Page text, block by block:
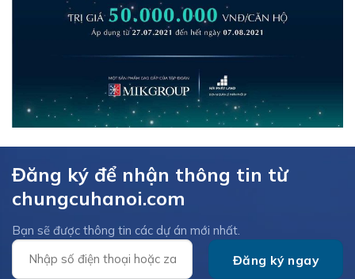
Đăng ký để nhận thông tin từ
chungcuhanoi.com
Bạn sẽ được thông tin các dự án mới nhất.